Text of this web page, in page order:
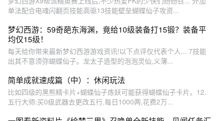
单法配合电魂闪翻页技能高驱13技能壁垒蝴蝶仙子攻资...
梦幻西游：59奇葩东海渊，竟给10级装备打15锻？装备平
均仅15级！
每天给你带来最新梦幻西游游戏资讯!以下点评仅代表个人... 7技能
出其不意须弥蝴蝶仙子。龙太子造型的泡泡灵仙,义薄...
简单成就速成篇（中）：休闲玩法
比如四级的黑熊精卡片+蝴蝶仙子炼妖可能获得蝴蝶仙子卡片。12.
五行大师:买0级武器去更改五行,每日1000两,花费2万...